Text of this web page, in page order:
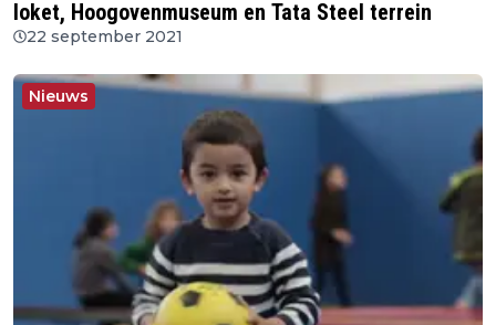
loket, Hoogovenmuseum en Tata Steel terrein
22 september 2021
Nieuws